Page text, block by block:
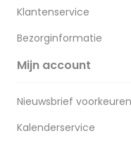
Klantenservice
Bezorginformatie
Mijn account
Nieuwsbrief voorkeuren
Kalenderservice